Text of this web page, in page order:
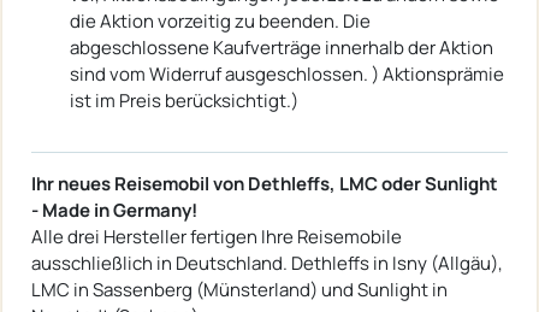
die Aktion vorzeitig zu beenden. Die
abgeschlossene Kaufverträge innerhalb der Aktion
sind vom Widerruf ausgeschlossen. ) Aktionsprämie
ist im Preis berücksichtigt.)
Ihr neues Reisemobil von Dethleffs, LMC oder Sunlight
- Made in Germany!
Alle drei Hersteller fertigen Ihre Reisemobile
ausschließlich in Deutschland. Dethleffs in Isny (Allgäu),
LMC in Sassenberg (Münsterland) und Sunlight in